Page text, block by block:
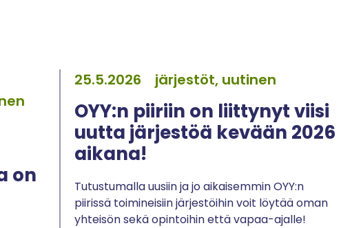
on
25.5.2026 järjestöt, uutinen
OYY:n piiriin on liittynyt viisi
uutta järjestöä kevään 2026
aikana!
Tutustumalla uusiin ja jo aikaisemmin OYY:n
piirissä toimineisiin järjestöihin voit löytää oman
yhteisön sekä opintoihin että vapaa-ajalle!